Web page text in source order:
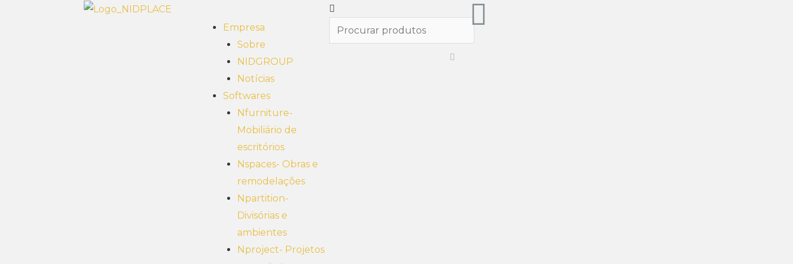
Empresa
Sobre
NIDGROUP
Notícias
Softwares
Nfurniture-
Mobiliário de
escritórios
Nspaces- Obras e
remodelações
Npartition-
Divisórias e
ambientes
Nproject- Projetos